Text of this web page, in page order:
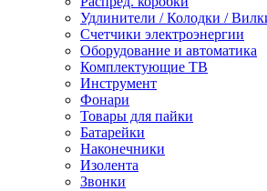
Удлинители / Колодки /
Счетчики электроэнергии
Оборудование и автоматика
Комплектующие ТВ
Инструмент
Фонари
Товары для пайки
Батарейки
Наконечники
Изолента
Звонки